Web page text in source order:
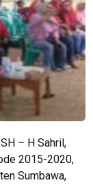
– H Sahril,
2015-2020,
Sumbawa,